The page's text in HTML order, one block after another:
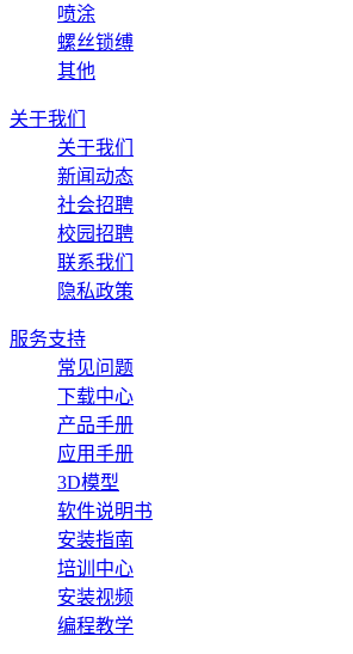
喷涂
螺丝锁缚
其他
关于我们
关于我们
新闻动态
社会招聘
校园招聘
联系我们
隐私政策
服务支持
常见问题
下载中心
产品手册
应用手册
3D模型
软件说明书
安装指南
培训中心
安装视频
编程教学